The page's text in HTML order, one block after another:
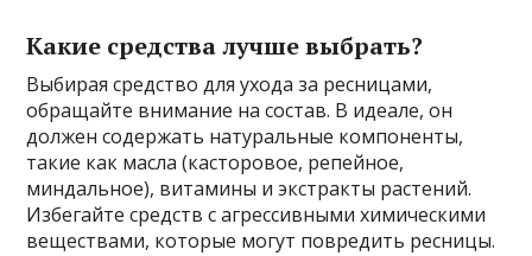
Какие средства лучше выбрать?
Выбирая средство для ухода за ресницами,
обращайте внимание на состав. В идеале, он
должен содержать натуральные компоненты,
такие как масла (касторовое, репейное,
миндальное), витамины и экстракты растений.
Избегайте средств с агрессивными химическими
веществами, которые могут повредить ресницы.